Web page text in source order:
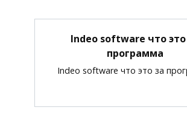
Indeo software что это
программа
Indeo software что это за